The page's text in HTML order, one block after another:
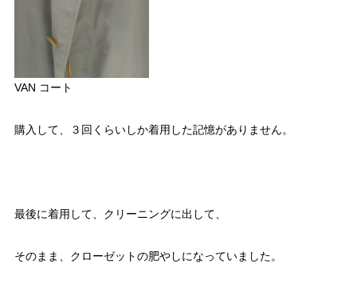
VAN コート
購入して、３回くらいしか着用した記憶がありません。
最後に着用して、クリーニングに出して、
そのまま、クローゼットの肥やしになっていました。